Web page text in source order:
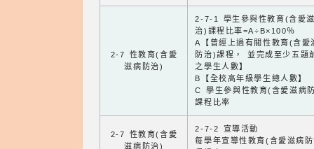
2-7 性教育(含愛
滋病防治)
2-7-1 學生參與性教育(含愛
治)課程比率=A÷B×100％
A【曾經上過有關性教育(含愛
防治)課程， 並完成至少五題
之學生人數】
B【全校高年級學生總人數】
C 學生參與性教育(含愛滋病
課程比率
2-7 性教育(含愛
滋病防治)
2-7-2 宣導活動
每學年宣導性教育(含愛滋病